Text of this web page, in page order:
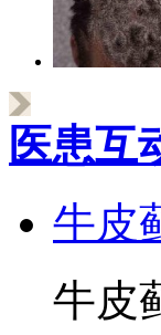
医患互
牛皮
牛皮